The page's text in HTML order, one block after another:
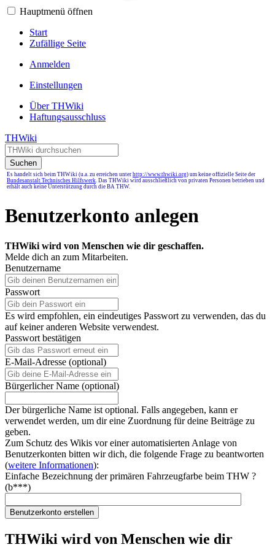
Hauptmenü öffnen
Start
Zufällige Seite
Anmelden
Einstellungen
Über THWiki
Haftungsausschluss
THWiki
Suchen
Es handelt sich beim THWiki (u.a. zu erreichen unter http://www.thwiki.org) um keine offizielle Seite der
Bundesanstalt Technisches Hilfswerk. Das THWiki wird ausschließlich von privaten Personen betrieben und
erhält auch keine Unterstützung durch die BA THW.
Benutzerkonto anlegen
THWiki wird von Menschen wie dir geschaffen.
Melde dich an zum Mitarbeiten.
Benutzername
Passwort
Es wird empfohlen, ein eindeutiges Passwort zu verwenden, das du
auf keiner anderen Website verwendest.
Passwort bestätigen
E-Mail-Adresse (optional)
Bürgerlicher Name (optional)
Der bürgerliche Name ist optional. Falls angegeben, kann er
verwendet werden, um dir eine Zuordnung für deine Beiträge zu
geben.
Zum Schutz des Wikis vor einer automatisierten Anlage von
Benutzerkonten bitten wir dich, die folgende Frage zu beantworten
(weitere Informationen):
Einfache Bezeichnung der primären Fahrzeugfarbe beim THW ?
(b***)
Benutzerkonto erstellen
THWiki wird von Menschen wie dir